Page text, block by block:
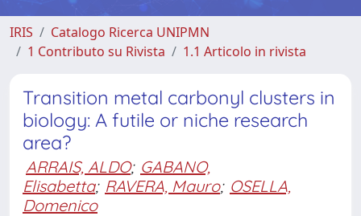
IRIS
Catalogo Ricerca UNIPMN
1 Contributo su Rivista
1.1 Articolo in rivista
Transition metal carbonyl clusters in
biology: A futile or niche research
area?
ARRAIS, ALDO; GABANO,
Elisabetta; RAVERA, Mauro; OSELLA,
Domenico